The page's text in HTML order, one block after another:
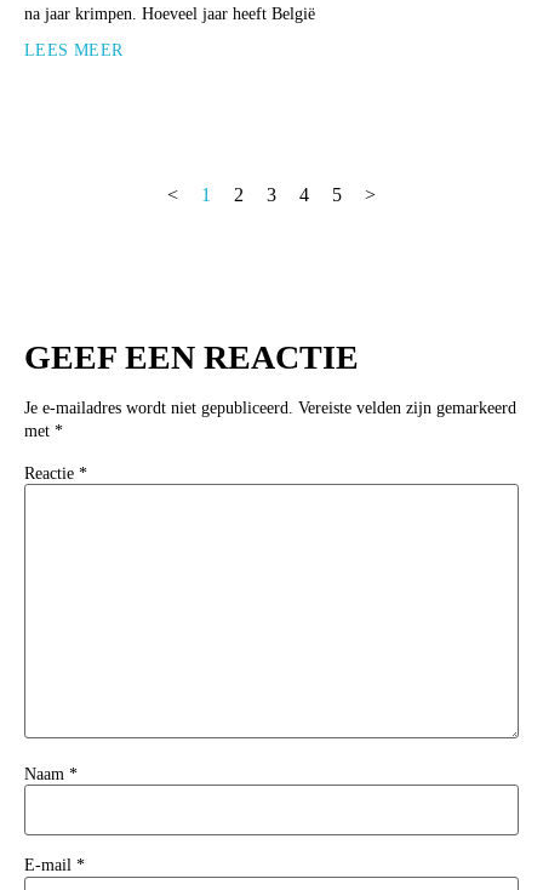
na jaar krimpen. Hoeveel jaar heeft België
LEES MEER
< 1 2 3 4 5 >
GEEF EEN REACTIE
Je e-mailadres wordt niet gepubliceerd. Vereiste velden zijn gemarkeerd
met *
Reactie *
Naam *
E-mail *